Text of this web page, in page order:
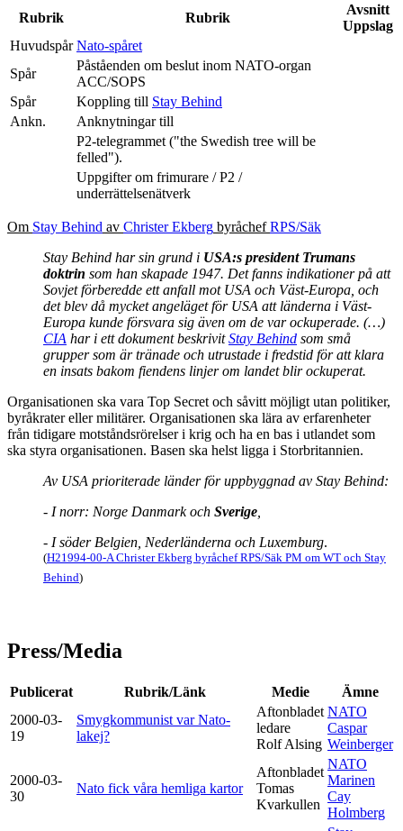
Rubrik
Rubrik
Avsnitt
Uppslag
Huvudspår Nato-spåret
Spår
Påståenden om beslut inom NATO-organ
ACC/SOPS
Spår
Koppling till Stay Behind
Ankn.
Anknytningar till
P2‑telegrammet ("the Swedish tree will be
felled").
Uppgifter om frimurare / P2 /
underrättelsenätverk
Om Stay Behind av Christer Ekberg byråchefRPS/Säk
Stay Behind har sin grund i USA:s president Trumans
doktrin som han skapade 1947. Det fanns indikationer på att
Sovjet förberedde ett anfall mot USA och Väst-Europa, och
det blev då mycket angeläget för USA att länderna i Väst-
Europa kunde försvara sig även om de var ockuperade. (…)
CIA har i ett dokument beskrivitStay Behind som små
grupper som är tränade och utrustade i fredstid för att klara
en insats bakom fiendens linjer om landet blir ockuperat.
Organisationen ska vara Top Secret och såvitt möjligt utan politiker,
byråkrater eller militärer. Organisationen ska lära av erfarenheter
från tidigare motståndsrörelser i krig och ha en bas i utlandet som
ska styra organisationen. Basen ska helst ligga i Storbritannien.
Av USA prioriterade länder för uppbyggnad av Stay Behind:
- I norr: Norge Danmark och Sverige
- I söder Belgien, Nederländerna och Luxemburg.
(H21994-00-A Christer Ekberg byråchef RPS/Säk PM om WT och Stay
Behind)
Press/Media
Publicerat Rubrik/Länk Medie
Ämne
2000-03-
19
Smygkommunist var Nato-
lakej?
Aftonbladet
ledare
Rolf Alsing
NATO
Caspar
Weinberger
2000-03-
30
Nato fick våra hemliga kartor
Aftonbladet
Tomas
Kvarkullen
NATO
Marinen
Cay
Holmberg